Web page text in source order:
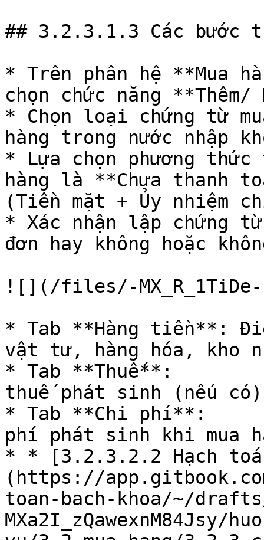
## 3.2.3.1.3 Các bước
* Trên phân hệ **Mua
chọn chức năng **Thêm/
* Chọn loại chứng từ
hàng trong nước nhập
* Lựa chọn phương thức
hàng là **Chưa thanh
(Tiền mặt + Ủy nhiệm
* Xác nhận lập chứng từ
đơn hay không hoặc
![](/files/-MX_R_1TiDe-
* Tab **Hàng tiền**:
vật tư, hàng hóa, kho
* Tab **Thuế**:
thuế phát sinh (nếu có)
* Tab **Chi phí**:
phí phát sinh khi mua
* * [3.2.3.2.2 Hạch
(https://
toan-bach-khoa/~/
MXa2I_zQawexnM84Jsy/